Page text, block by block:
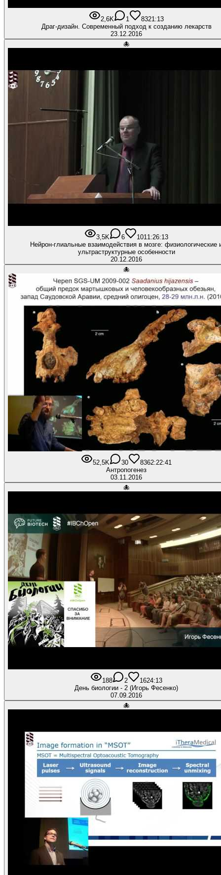
2,6K 1 8321:13
Драг-дизайн. Современный подход к созданию лекарств
23.12.2016
🐙
3,5K 6 101 1:26:13
Нейрон-глиальные взаимодействия в мозге: физиологические
ультраструктурные особенности
20.12.2016
🐙
52,5K 30 8362:22:41
Антропогенез
03.11.2016
🐙
188 2 1624:13
День биологии - 2 (Игорь Фесенко)
07.09.2016
🐙